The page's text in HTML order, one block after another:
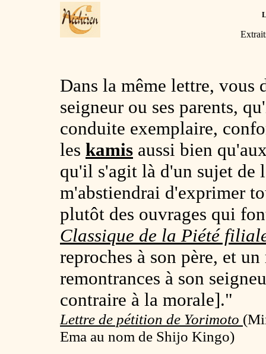
Dans la même lettre, vous
seigneur ou ses parents,
conduite exemplaire,
les kamis aussi bien
qu'il s'agit là d'un sujet de
m'abstiendrai d'exprimer
plutôt des ouvrages qui
Classique de la Piété
reproches à son père, et
remontrances à son
contraire à la morale]."
Lettre de pétition de Yorimoto (
Ema au nom de Shijo Kingo)